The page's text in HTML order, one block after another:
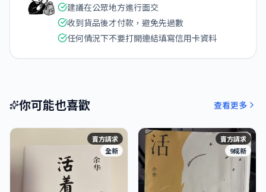
建議在公眾地方進行面交
收到貨品後才付款，避免先過數
任何情況下不要打開連結填寫信用卡資料
你可能也喜歡 查看更多
賣方請求
全新
賣方請求
9成新